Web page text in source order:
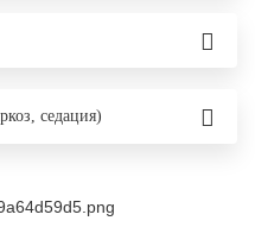
седация)